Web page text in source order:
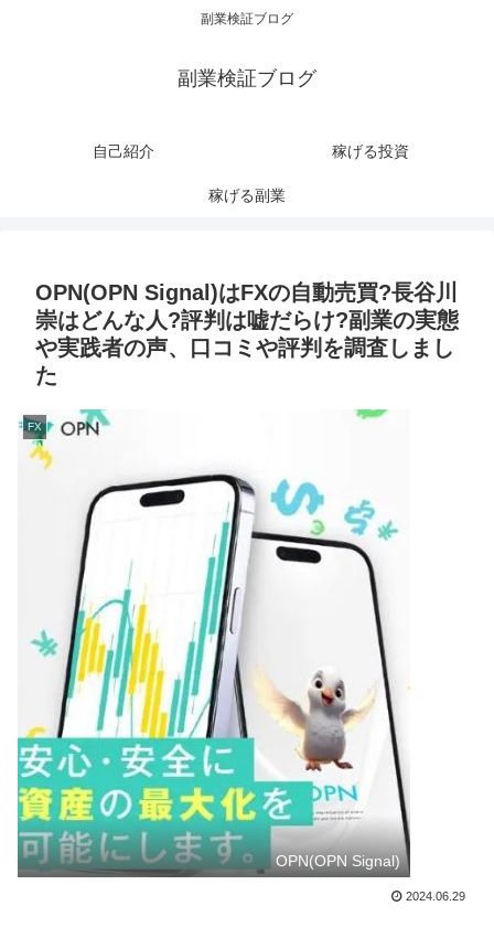
副業検証ブログ
副業検証ブログ
自己紹介 稼げる投資
稼げる副業
OPN(OPN Signal)はFXの自動売買?長谷川
崇はどんな人?評判は嘘だらけ?副業の実態
や実践者の声、口コミや評判を調査しまし
た
FX
OPN(OPN Signal)
2024.06.29